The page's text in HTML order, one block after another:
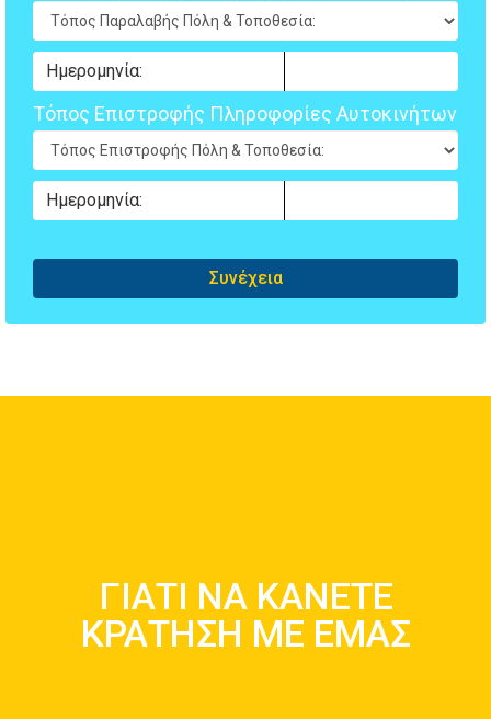
Τόπος Επιστροφής Πληροφορίες Αυτοκινήτων
Συνέχεια
ΓΙΑΤΙ ΝΑ ΚΑΝΕΤΕ
ΚΡΑΤΗΣΗ ΜΕ ΕΜΑΣ
ΑΠΟ ΕΜΑΣ